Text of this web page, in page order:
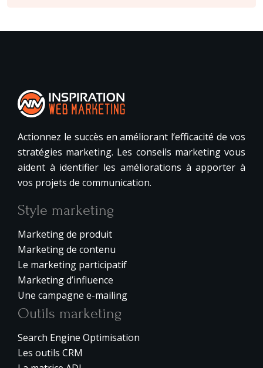
Actionnez le succès en améliorant l’efficacité de vos
stratégies marketing. Les conseils marketing vous
aident à identifier les améliorations à apporter à
vos projets de communication.
Style marketing
Marketing de produit
Marketing de contenu
Le marketing participatif
Marketing d’influence
Une campagne e-mailing
Outils marketing
Search Engine Optimisation
Les outils CRM